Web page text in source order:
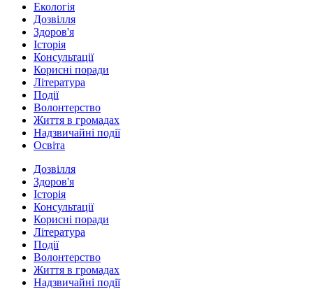
Екологія
Дозвілля
Здоров'я
Історія
Консультації
Корисні поради
Література
Події
Волонтерство
Життя в громадах
Надзвичайні події
Освіта
Дозвілля
Здоров'я
Історія
Консультації
Корисні поради
Література
Події
Волонтерство
Життя в громадах
Надзвичайні події